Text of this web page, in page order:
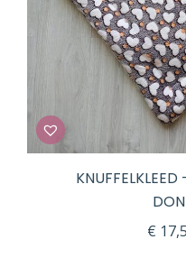
€